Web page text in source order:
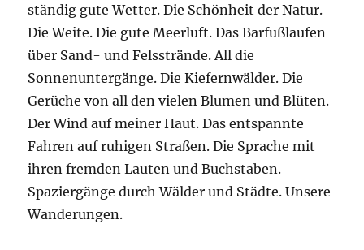
ständig gute Wetter. Die Schönheit der Natur.
Die Weite. Die gute Meerluft. Das Barfußlaufen
über Sand- und Felsstrände. All die
Sonnenuntergänge. Die Kiefernwälder. Die
Gerüche von all den vielen Blumen und Blüten.
Der Wind auf meiner Haut. Das entspannte
Fahren auf ruhigen Straßen. Die Sprache mit
ihren fremden Lauten und Buchstaben.
Spaziergänge durch Wälder und Städte. Unsere
Wanderungen.